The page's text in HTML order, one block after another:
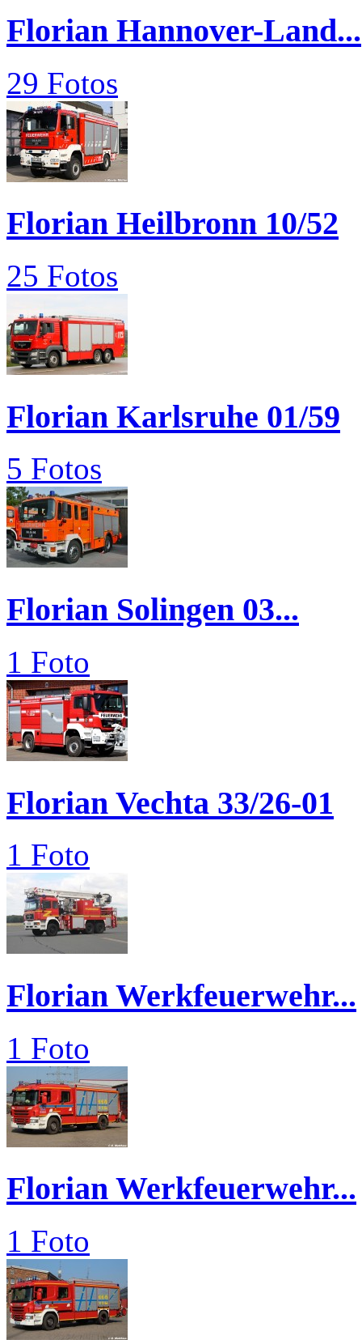
Florian Hannover-Land...
29 Fotos
Florian Heilbronn 10/52
25 Fotos
Florian Karlsruhe 01/59
5 Fotos
Florian Solingen 03...
1 Foto
Florian Vechta 33/26-01
1 Foto
Florian Werkfeuerwehr...
1 Foto
Florian Werkfeuerwehr...
1 Foto